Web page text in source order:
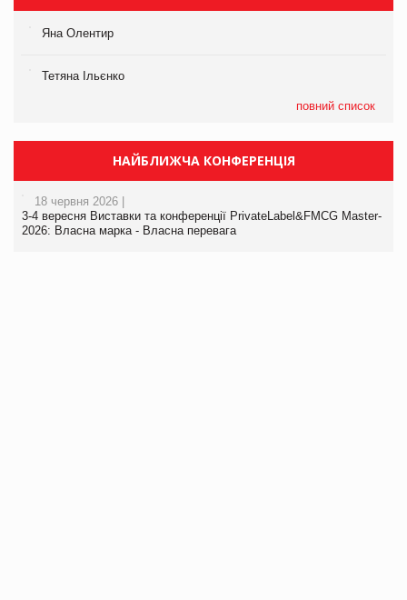
Яна Олентир
Тетяна Ільєнко
повний список
НАЙБЛИЖЧА КОНФЕРЕНЦІЯ
18 червня 2026 |
3-4 вересня Виставки та конференції PrivateLabel&FMCG Master-
2026: Власна марка - Власна перевага